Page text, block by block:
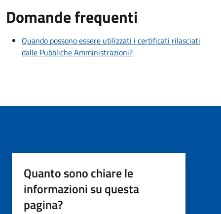
Domande frequenti
Quando possono essere utilizzati i certificati rilasciati
dalle Pubbliche Amministrazioni?
Quanto sono chiare le
informazioni su questa
pagina?